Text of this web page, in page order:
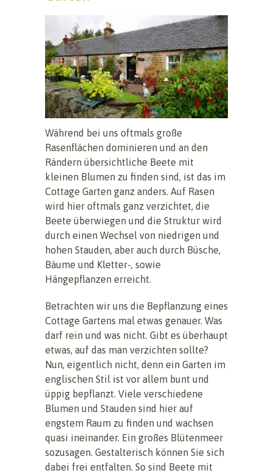
Während bei uns oftmals große
Rasenflächen dominieren und an den
Rändern übersichtliche Beete mit
kleinen Blumen zu finden sind, ist das im
Cottage Garten ganz anders. Auf Rasen
wird hier oftmals ganz verzichtet, die
Beete überwiegen und die Struktur wird
durch einen Wechsel von niedrigen und
hohen Stauden, aber auch durch Büsche,
Bäume und Kletter-, sowie
Hängepflanzen erreicht.
Betrachten wir uns die Bepflanzung eines
Cottage Gartens mal etwas genauer. Was
darf rein und was nicht. Gibt es überhaupt
etwas, auf das man verzichten sollte?
Nun, eigentlich nicht, denn ein Garten im
englischen Stil ist vor allem bunt und
üppig bepflanzt. Viele verschiedene
Blumen und Stauden sind hier auf
engstem Raum zu finden und wachsen
quasi ineinander. Ein großes Blütenmeer
sozusagen. Gestalterisch können Sie sich
dabei frei entfalten. So sind Beete mit